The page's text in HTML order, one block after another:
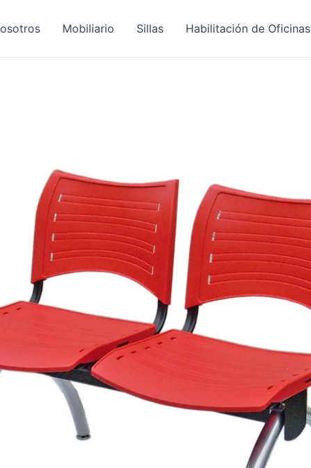
Mobiliario Sillas Habilitación de Oficinas